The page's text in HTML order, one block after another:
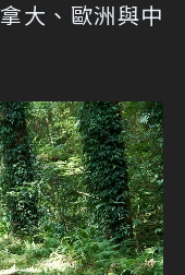
大、歐洲與中